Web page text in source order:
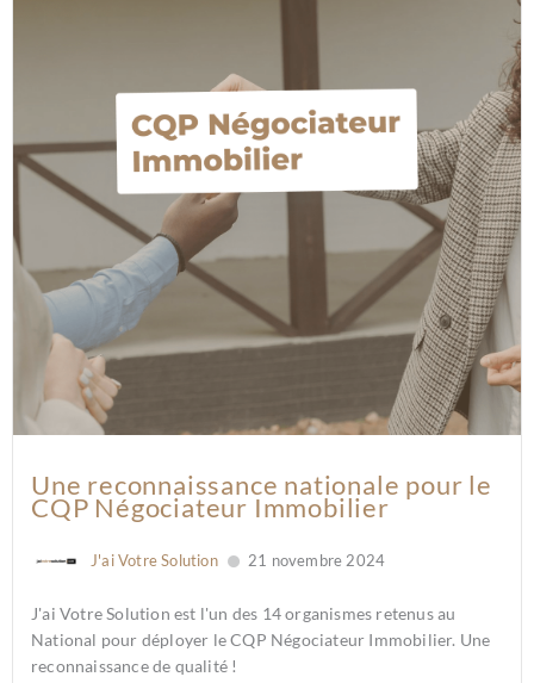
Une reconnaissance nationale pour le
CQP Négociateur Immobilier
J'ai Votre Solution 21 novembre 2024
J'ai Votre Solution est l'un des 14 organismes retenus au
National pour déployer le CQP Négociateur Immobilier. Une
reconnaissance de qualité !